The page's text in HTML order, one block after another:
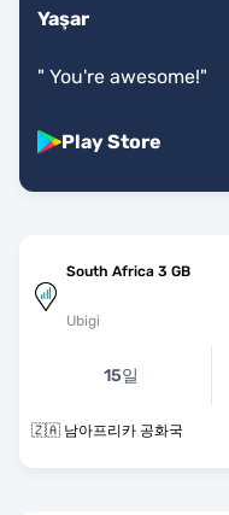
Yaşar
" You're awesome!"
Play Store
South Africa 3 GB
Ubigi
15일
🇿🇦 남아프리카 공화국